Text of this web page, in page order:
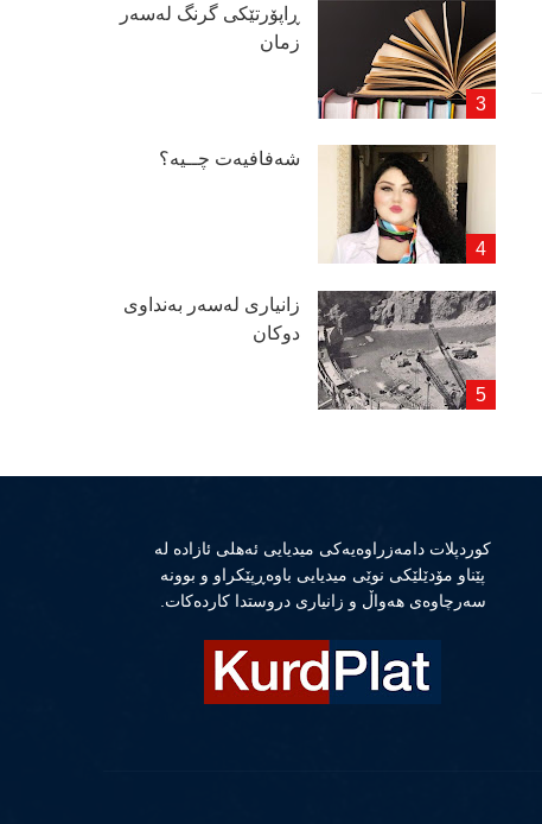
ڕاپۆرتێكی گرنگ لەسەر
زمان
شەفافیەت چــیە؟
زانیاری لەسەر بەنداوی
دوكان
كوردپلات دامەزراوەیەكی میدیایی ئەهلی ئازادە لە
پێناو مۆدێلێكی نوێی میدیایی باوەڕپێكراو و بوونە
سەرچاوەی هەواڵ و زانیاری دروستدا كاردەكات.